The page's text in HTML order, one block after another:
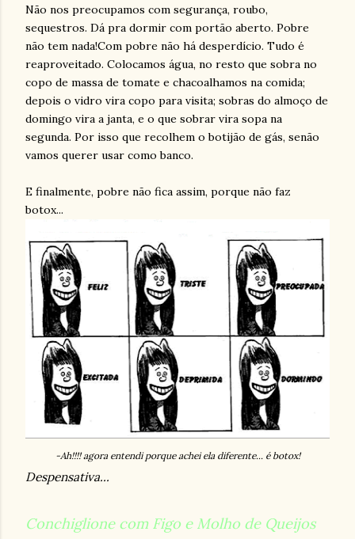
Não nos preocupamos com segurança, roubo,
sequestros. Dá pra dormir com portão aberto. Pobre
não tem nada!Com pobre não há desperdício. Tudo é
reaproveitado. Colocamos água, no resto que sobra no
copo de massa de tomate e chacoalhamos na comida;
depois o vidro vira copo para visita; sobras do almoço de
domingo vira a janta, e o que sobrar vira sopa na
segunda. Por isso que recolhem o botijão de gás, senão
vamos querer usar como banco.
E finalmente, pobre não fica assim, porque não faz
botox...
-Ah!!!! agora entendi porque achei ela diferente... é botox!
Despensativa...
Conchiglione com Figo e Molho de Queijos